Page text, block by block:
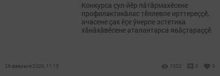
Конкурса çул-йӗр пăтăрмахӗсене
профилактикăлас тӗллевпе ирттереççӗ,
ачасене çак ӗçе ӳнерпе эстетика
хăнăхăвӗсене аталантарса явăçтараççӗ
26 февраля 2020, 11:15 1002 0 0